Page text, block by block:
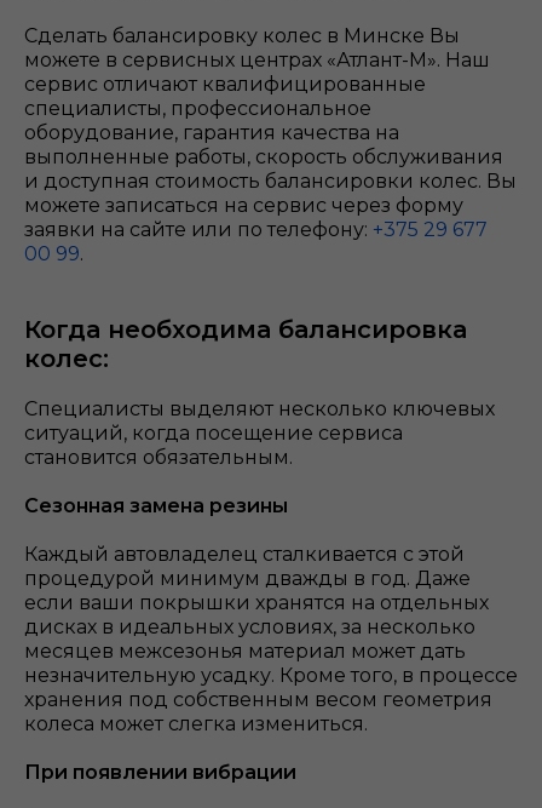
Сделать балансировку колес в Минске Вы
можете в сервисных центрах «Атлант-М». Наш
сервис отличают квалифицированные
специалисты, профессиональное
оборудование, гарантия качества на
выполненные работы, скорость обслуживания
и доступная стоимость балансировки колес. Вы
можете записаться на сервис через форму
заявки на сайте или по телефону: +375 29 677
00 99.
Когда необходима балансировка
колес:
Специалисты выделяют несколько ключевых
ситуаций, когда посещение сервиса
становится обязательным.
Сезонная замена резины
Каждый автовладелец сталкивается с этой
процедурой минимум дважды в год. Даже
если ваши покрышки хранятся на отдельных
дисках в идеальных условиях, за несколько
месяцев межсезонья материал может дать
незначительную усадку. Кроме того, в процессе
хранения под собственным весом геометрия
колеса может слегка измениться.
При появлении вибрации